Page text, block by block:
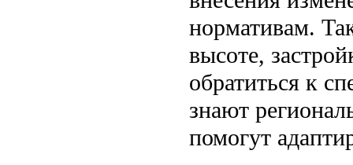
нормативам.
высоте,
обратиться к
знают
помогут